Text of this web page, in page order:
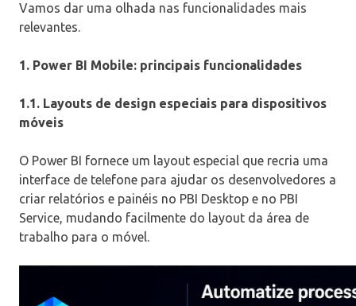
Vamos dar uma olhada nas funcionalidades mais
relevantes.
1. Power BI Mobile: principais funcionalidades
1.1. Layouts de design especiais para dispositivos
móveis
O Power BI fornece um layout especial que recria uma
interface de telefone para ajudar os desenvolvedores a
criar relatórios e painéis no PBI Desktop e no PBI
Service, mudando facilmente do layout da área de
trabalho para o móvel.